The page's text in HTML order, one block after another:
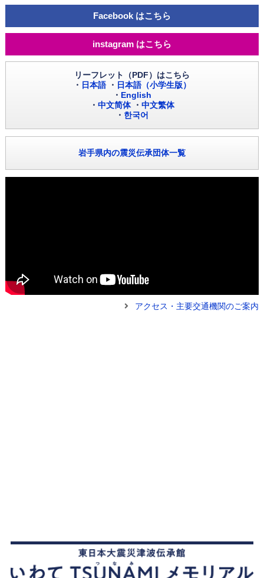
Facebook はこちら
instagram はこちら
リーフレット（PDF）はこちら
・ 日本語・ 日本語（小学生版）
・ English
・ 中文简体・ 中文繁体
・ 한국어
岩手県内の震災伝承団体一覧
アクセス・主要交通機関のご案内